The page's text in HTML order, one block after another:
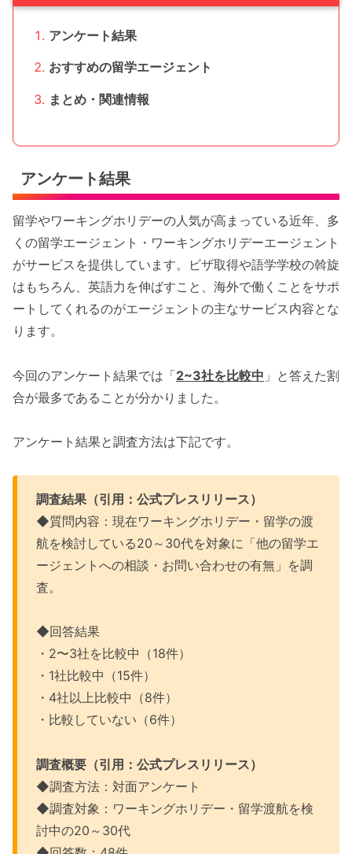
アンケート結果
おすすめの留学エージェント
まとめ・関連情報
アンケート結果
留学やワーキングホリデーの人気が高まっている近年、多
くの留学エージェント・ワーキングホリデーエージェント
がサービスを提供しています。ビザ取得や語学学校の斡旋
はもちろん、英語力を伸ばすこと、海外で働くことをサポ
ートしてくれるのがエージェントの主なサービス内容とな
ります。
今回のアンケート結果では「2~3社を比較中 」と答えた割
合が最多であることが分かりました。
アンケート結果と調査方法は下記です。
調査結果（引用：公式プレスリリース）
◆質問内容：現在ワーキングホリデー・留学の渡
航を検討している20～30代を対象に「他の留学エ
ージェントへの相談・お問い合わせの有無」を調
査。
◆回答結果
・2〜3社を比較中（18件）
・1社比較中（15件）
・4社以上比較中（8件）
・比較していない（6件）
調査概要（引用：公式プレスリリース）
◆調査方法：対面アンケート
◆調査対象：ワーキングホリデー・留学渡航を検
討中の20～30代